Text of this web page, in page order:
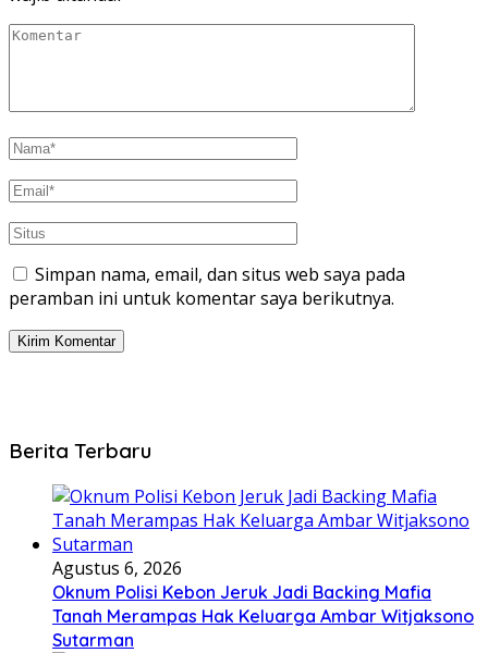
Simpan nama, email, dan situs web saya pada
peramban ini untuk komentar saya berikutnya.
Berita Terbaru
Agustus 6, 2026
Oknum Polisi Kebon Jeruk Jadi Backing Mafia
Tanah Merampas Hak Keluarga Ambar Witjaksono
Sutarman